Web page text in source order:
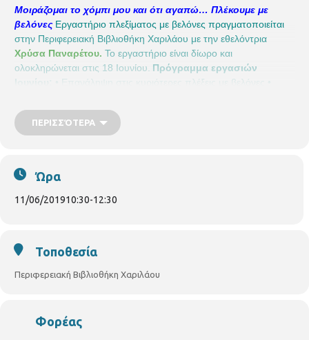
Μοιράζομαι το χόμπι μου και ότι αγαπώ… Πλέκουμε με
βελόνες Εργαστήριο πλεξίματος με βελόνες πραγματοποιείται
στην Περιφερειακή Βιβλιοθήκη Χαριλάου με την εθελόντρια
Χρύσα Παναρέτου. Το εργαστήριο είναι δίωρο και
ολοκληρώνεται στις 18 Ιουνίου. Πρόγραμμα εργασιών
Ιουνίου:
• Επανάληψη στις κυριότερες πλέξεις με βελόνες
και καλοκαιρινά project Για όσες κυρίες συμμετέχουν. Δεν
υπάρχουν διαθέσιμες θέσεις
ΠΕΡΙΣΣΌΤΕΡΑ
Ώρα
11/06/201910:30-12:30
Τοποθεσία
Περιφερειακή Βιβλιοθήκη Χαριλάου
Φορέας